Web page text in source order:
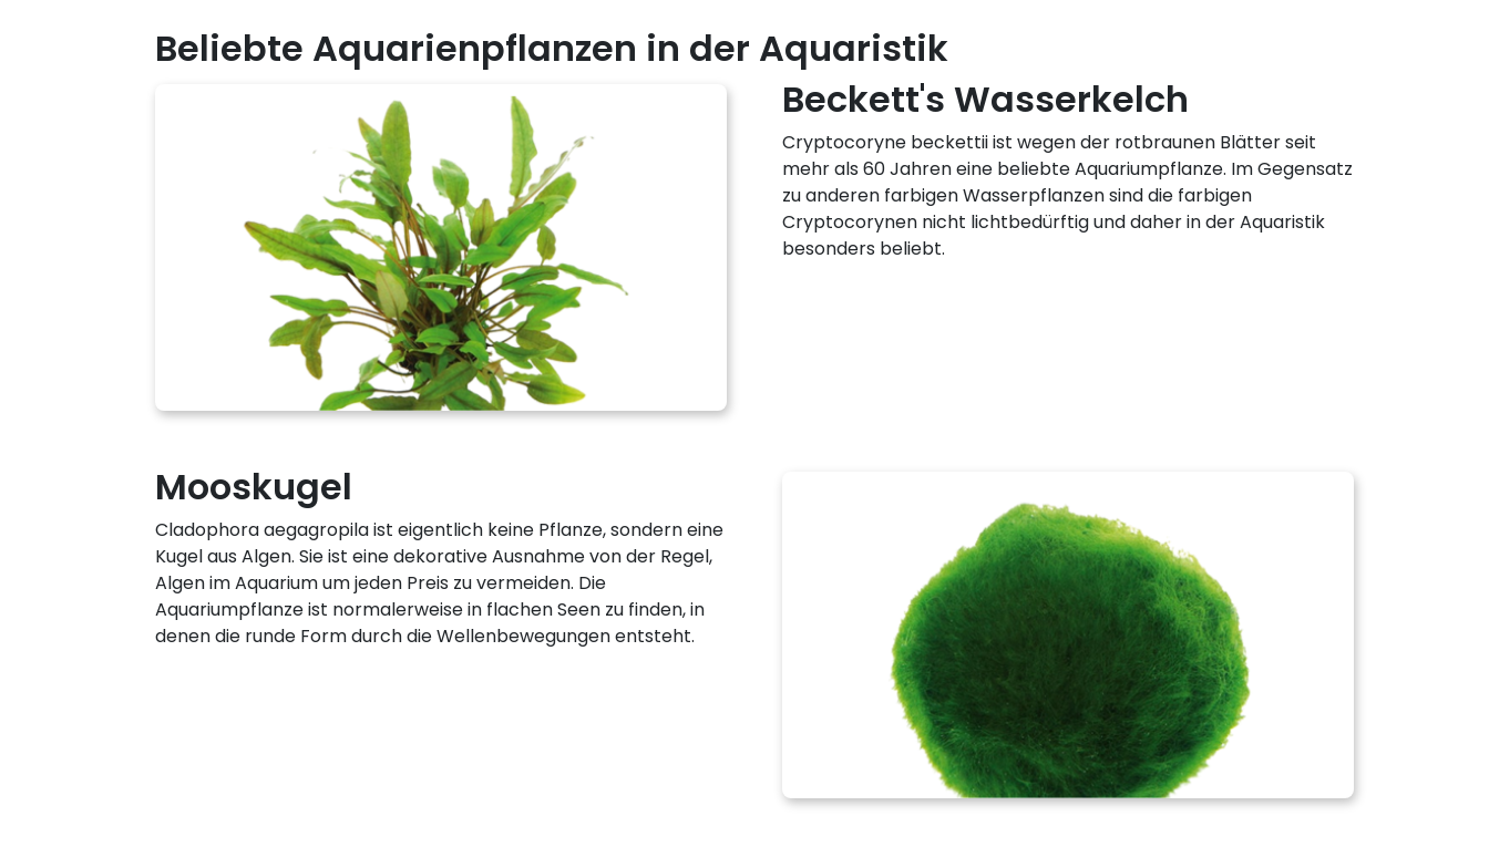
Beliebte Aquarienpflanzen in der Aquaristik
Beckett's Wasserkelch
Cryptocoryne beckettii ist wegen der rotbraunen Blätter seit
mehr als 60 Jahren eine beliebte Aquariumpflanze. Im Gegensatz
zu anderen farbigen Wasserpflanzen sind die farbigen
Cryptocorynen nicht lichtbedürftig und daher in der Aquaristik
besonders beliebt.
Mooskugel
Cladophora aegagropila ist eigentlich keine Pflanze, sondern eine
Kugel aus Algen. Sie ist eine dekorative Ausnahme von der Regel,
Algen im Aquarium um jeden Preis zu vermeiden. Die
Aquariumpflanze ist normalerweise in flachen Seen zu finden, in
denen die runde Form durch die Wellenbewegungen entsteht.